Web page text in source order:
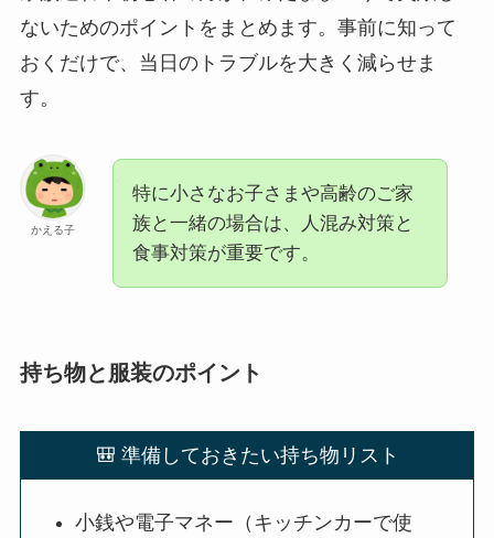
ないためのポイントをまとめます。事前に知って
おくだけで、当日のトラブルを大きく減らせま
す。
かえる子
特に小さなお子さまや高齢のご家
族と一緒の場合は、人混み対策と
食事対策が重要です。
持ち物と服装のポイント
🎒 準備しておきたい持ち物リスト
小銭や電子マネー（キッチンカーで使